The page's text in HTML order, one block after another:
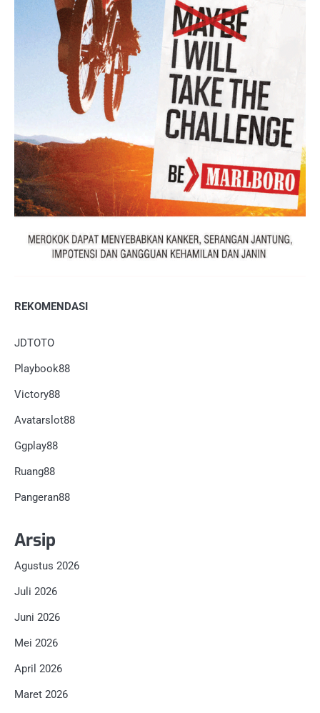
REKOMENDASI
JDTOTO
Playbook88
Victory88
Avatarslot88
Ggplay88
Ruang88
Pangeran88
Arsip
Agustus 2026
Juli 2026
Juni 2026
Mei 2026
April 2026
Maret 2026